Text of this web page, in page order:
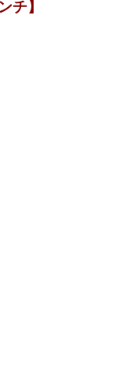
チ】